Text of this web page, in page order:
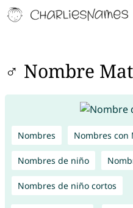
♂ Nombre
Nombres Nombres con
Nombres de niño
Nombres de niño cortos